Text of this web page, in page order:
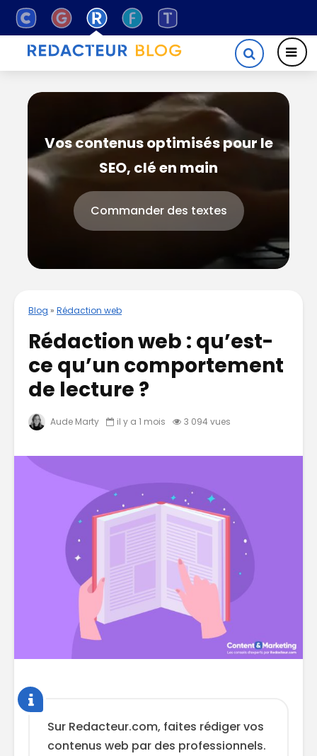
Vos contenus optimisés pour le
SEO, clé en main
Commander des textes
Blog » Rédaction web
Rédaction web : qu’est-
ce qu’un comportement
de lecture ?
Aude Marty il y a 1 mois 3 094 vues
Sur Redacteur.com, faites rédiger vos
contenus web par des professionnels.